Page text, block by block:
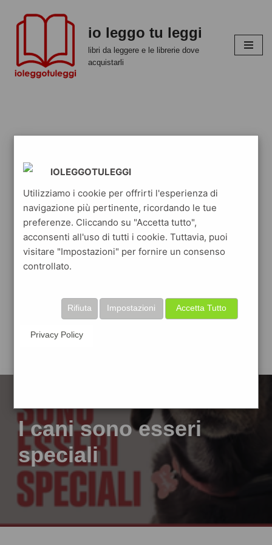
contenuto
io leggo tu leggi
libri da leggere e le librerie dove
acquistarli
I cani sono esseri
speciali
IOLEGGOTULEGGI
Utilizziamo i cookie per offrirti l'esperienza di
navigazione più pertinente, ricordando le tue
preferenze. Cliccando su "Accetta tutto",
acconsenti all'uso di tutti i cookie. Tuttavia, puoi
visitare "Impostazioni" per fornire un consenso
controllato.
Accetta Tutto
Impostazioni
Rifiuta
Privacy Policy